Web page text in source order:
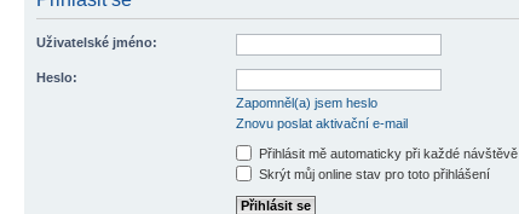
Uživatelské jméno:
Heslo:
Zapomněl(a) jsem heslo
Znovu poslat aktivační e-mail
Přihlásit mě automaticky při každé návštěvě
Skrýt můj online stav pro toto přihlášení